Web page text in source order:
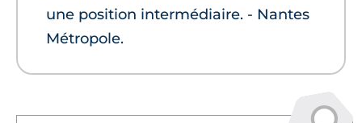
une position intermédiaire. - Nantes
Métropole.